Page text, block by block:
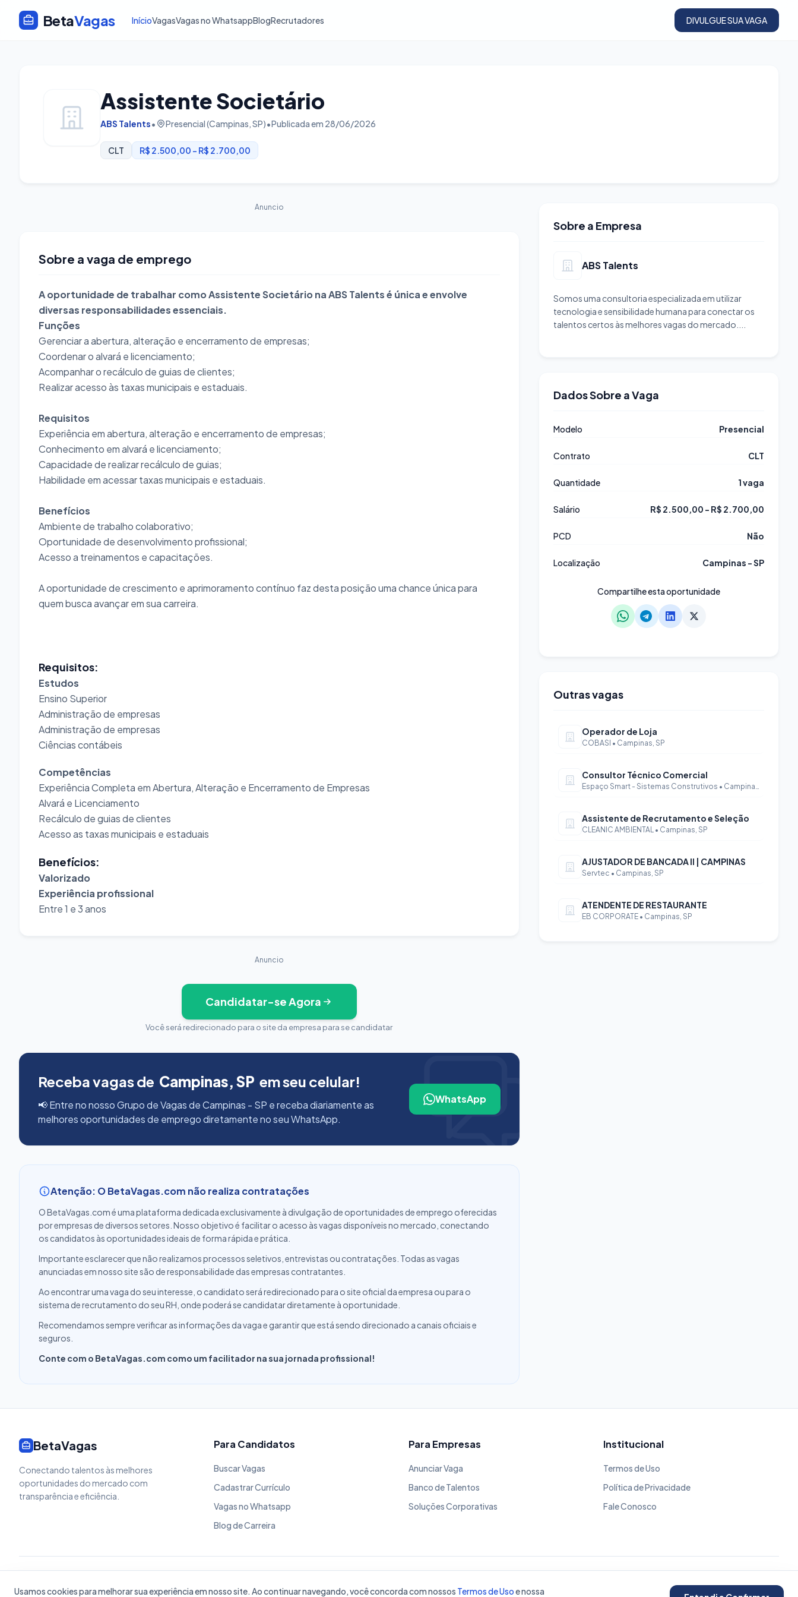
BetaVagas InícioVagasVagas no WhatsappBlogRecrutadores DIVULGUE SUA VAGA
Assistente Societário
ABS Talents• Presencial (Campinas, SP)•Publicada em 28/06/2026
CLT R$ 2.500,00 - R$ 2.700,00
Anuncio
Sobre a vaga de emprego
A oportunidade de trabalhar como Assistente Societário na ABS Talents é única e envolve
diversas responsabilidades essenciais.
Funções
Gerenciar a abertura, alteração e encerramento de empresas;
Coordenar o alvará e licenciamento;
Acompanhar o recálculo de guias de clientes;
Realizar acesso às taxas municipais e estaduais.
Requisitos
Experiência em abertura, alteração e encerramento de empresas;
Conhecimento em alvará e licenciamento;
Capacidade de realizar recálculo de guias;
Habilidade em acessar taxas municipais e estaduais.
Benefícios
Ambiente de trabalho colaborativo;
Oportunidade de desenvolvimento profissional;
Acesso a treinamentos e capacitações.
A oportunidade de crescimento e aprimoramento contínuo faz desta posição uma chance única para
quem busca avançar em sua carreira.
Requisitos:
Estudos
Ensino Superior
Administração de empresas
Administração de empresas
Ciências contábeis
Competências
Experiência Completa em Abertura, Alteração e Encerramento de Empresas
Alvará e Licenciamento
Recálculo de guias de clientes
Acesso as taxas municipais e estaduais
Benefícios:
Valorizado
Experiência profissional
Entre 1 e 3 anos
Anuncio
Candidatar-se Agora
Você será redirecionado para o site da empresa para se candidatar
Receba vagas de Campinas, SP em seu celular!
📢 Entre no nosso Grupo de Vagas de Campinas - SP e receba diariamente as
melhores oportunidades de emprego diretamente no seu WhatsApp.
WhatsApp
Atenção: O BetaVagas.com não realiza contratações
O BetaVagas.com é uma plataforma dedicada exclusivamente à divulgação de oportunidades de emprego oferecidas
por empresas de diversos setores. Nosso objetivo é facilitar o acesso às vagas disponíveis no mercado, conectando
os candidatos às oportunidades ideais de forma rápida e prática.
Importante esclarecer que não realizamos processos seletivos, entrevistas ou contratações. Todas as vagas
anunciadas em nosso site são de responsabilidade das empresas contratantes.
Ao encontrar uma vaga do seu interesse, o candidato será redirecionado para o site oficial da empresa ou para o
sistema de recrutamento do seu RH, onde poderá se candidatar diretamente à oportunidade.
Recomendamos sempre verificar as informações da vaga e garantir que está sendo direcionado a canais oficiais e
seguros.
Conte com o BetaVagas.com como um facilitador na sua jornada profissional!
Sobre a Empresa
ABS Talents
Somos uma consultoria especializada em utilizar
tecnologia e sensibilidade humana para conectar os
talentos certos às melhores vagas do mercado....
Dados Sobre a Vaga
Modelo Presencial
Contrato CLT
Quantidade 1 vaga
Salário R$ 2.500,00 - R$ 2.700,00
PCD Não
Localização Campinas - SP
Compartilhe esta oportunidade
Outras vagas
Operador de Loja
COBASI • Campinas, SP
Consultor Técnico Comercial
Espaço Smart - Sistemas Construtivos • Campinas, SP
Assistente de Recrutamento e Seleção
CLEANIC AMBIENTAL • Campinas, SP
AJUSTADOR DE BANCADA II | CAMPINAS
Servtec • Campinas, SP
ATENDENTE DE RESTAURANTE
EB CORPORATE • Campinas, SP
BetaVagas
Conectando talentos às melhores
oportunidades do mercado com
transparência e eficiência.
Para Candidatos
Buscar Vagas
Cadastrar Currículo
Vagas no Whatsapp
Blog de Carreira
Para Empresas
Anunciar Vaga
Banco de Talentos
Soluções Corporativas
Institucional
Termos de Uso
Política de Privacidade
Fale Conosco
Usamos cookies para melhorar sua experiência em nosso site. Ao continuar navegando, você concorda com nossos Termos de Usoe nossa